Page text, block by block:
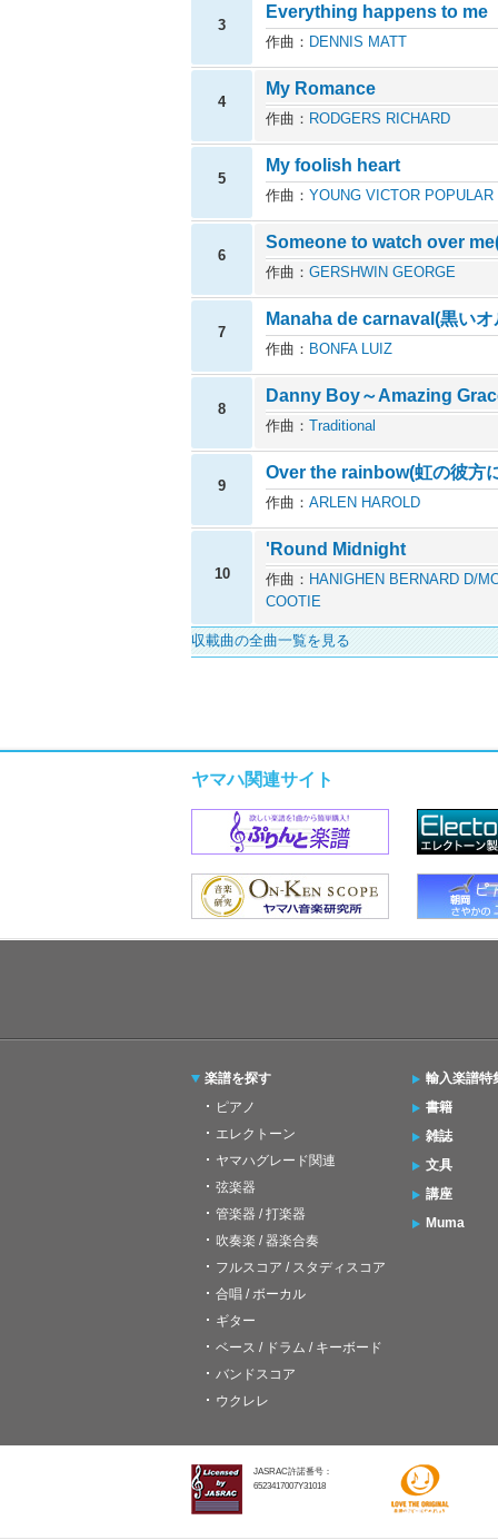
3
Everything happens to me
作曲： DENNIS MATT
4
My Romance
作曲： RODGERS RICHARD
5
My foolish heart
作曲： YOUNG VICTOR POPULAR
6
Someone to watch over
作曲： GERSHWIN GEORGE
7
Manaha de carnaval(黒いオ
作曲： BONFA LUIZ
8
Danny Boy～Amazing
作曲： Traditional
9
Over the rainbow(虹の彼方
作曲： ARLEN HAROLD
10
'Round Midnight
作曲： HANIGHEN BERNARD D/
COOTIE
収載曲の全曲一覧を見る
ヤマハ関連サイト
楽譜を探す
ピアノ
エレクトーン
ヤマハグレード関連
弦楽器
管楽器 / 打楽器
吹奏楽 / 器楽合奏
フルスコア / スタディスコア
合唱 / ボーカル
ギター
ベース / ドラム / キーボード
バンドスコア
ウクレレ
輸入楽譜特
書籍
雑誌
文具
講座
Muma
JASRAC許諾番号：
6523417007Y31018